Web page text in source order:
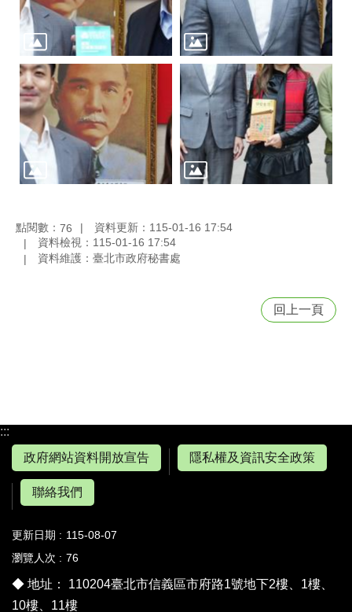
點閱數： 76
資料更新：115-01-16 17:54
資料檢視：115-01-16 17:54
資料維護：臺北市政府秘書處
回上一頁
:::
政府網站資料開放宣告
隱私權及資訊安全政策
聯絡我們
更新日期
115-08-07
瀏覽人次
76
◆ 地址： 110204臺北市信義區市府路1號地下2樓、1樓、
10樓、11樓